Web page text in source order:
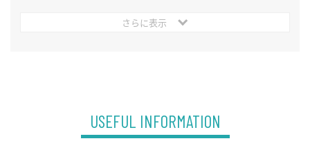
さらに表示
USEFUL INFORMATION